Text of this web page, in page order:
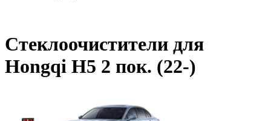
Стеклоочистители для
Hongqi H5 2 пок. (22-)